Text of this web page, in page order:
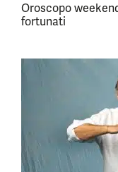
Oroscopo
fortunati